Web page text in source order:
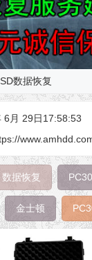
数据恢复
6月 29日17:58:53
数据恢复
金士顿